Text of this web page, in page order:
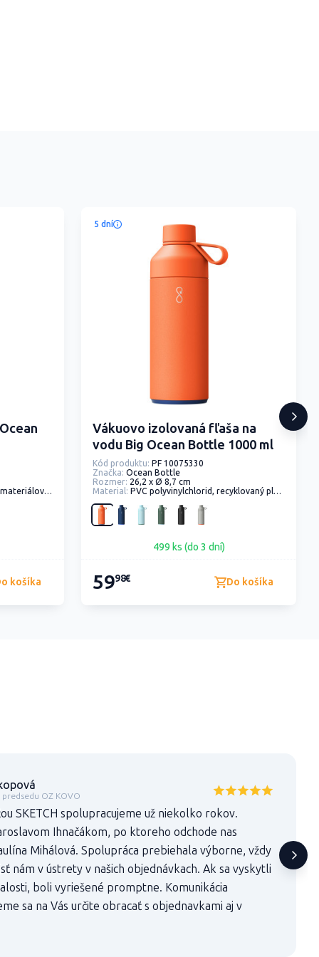
Recyklovaná nerezová ocel
košíka
5 dní
Vákuovo izolovaná fľaša na
vodu Big Ocean Bottle 1000 ml
Kód produktu: PF 10075330
Značka: Ocean Bottle
Rozmer: 26,2 x Ø 8,7 cm
Material: PVC polyvinylchlorid, recyklovaný plast, rPET - recyklovaný polyester, recyklovaná oceľ, Recyklovaná nerezová ocel
499 ks (do 3 dní)
5998€ Do košíka
OZ KOVO
SKETCH spolupracujeme už niekolko rokov.
Ihnačákom, po ktoreho odchode nas
Mihálová. Spolupráca prebiehala výborne, vždy
nám v ústrety v našich objednávkach. Ak sa vyskytli
boli vyriešené promptne. Komunikácia
sa na Vás určite obracať s objednavkami aj v